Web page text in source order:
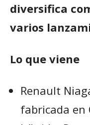
diversifica
varios
Lo que viene
Renault
fabricada en